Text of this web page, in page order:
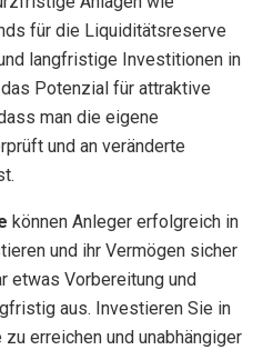
für die Liquiditätsreserve
langfristige Investitionen in
Potenzial für attraktive
man die eigene
und an veränderte
können Anleger erfolgreich in
und ihr Vermögen sicher
etwas Vorbereitung und
aus. Investieren Sie in
zu erreichen und unabhängiger